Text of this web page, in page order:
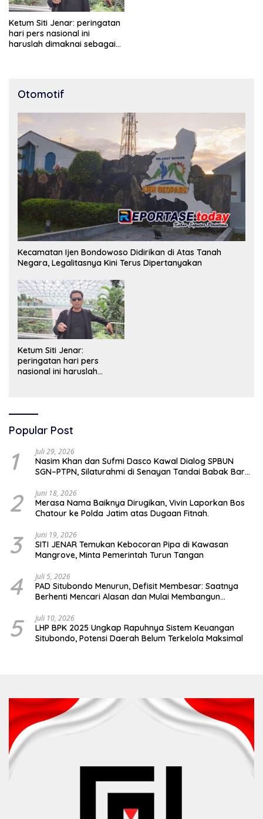
Ketum Siti Jenar: peringatan
hari pers nasional ini
haruslah dimaknai sebagai
Indonesia.
Otomotif
Kecamatan Ijen Bondowoso Didirikan di Atas Tanah
Negara, Legalitasnya Kini Terus Dipertanyakan
Ketum Siti Jenar:
peringatan hari pers
nasional ini haruslah
bangsa dan menjaga
demokrasi Indonesia.
Popular Post
1 Juli 29, 2026
Nasim Khan dan Sufmi Dasco Kawal Dialog SPBUN
SGN–PTPN, Silaturahmi di Senayan Tandai Babak Baru
2 Juni 18, 2026
Merasa Nama Baiknya Dirugikan, Vivin Laporkan Bos
Chatour ke Polda Jatim atas Dugaan Fitnah.
3 Juni 19, 2026
SITI JENAR Temukan Kebocoran Pipa di Kawasan
Mangrove, Minta Pemerintah Turun Tangan
4 Juli 5, 2026
PAD Situbondo Menurun, Defisit Membesar: Saatnya
Berhenti Mencari Alasan dan Mulai Membangun
5 Juli 10, 2026
LHP BPK 2025 Ungkap Rapuhnya Sistem Keuangan
Situbondo, Potensi Daerah Belum Terkelola Maksimal